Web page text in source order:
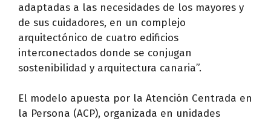
adaptadas a las necesidades de los mayores y
de sus cuidadores, en un complejo
arquitectónico de cuatro edificios
interconectados donde se conjugan
sostenibilidad y arquitectura canaria”.
El modelo apuesta por la Atención Centrada en
la Persona (ACP), organizada en unidades